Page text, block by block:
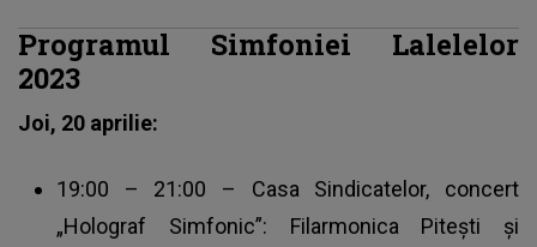
Programul Simfoniei Lalelelor
2023
Joi, 20 aprilie:
19:00 – 21:00 – Casa Sindicatelor, concert
„Holograf Simfonic”: Filarmonica Pitești și